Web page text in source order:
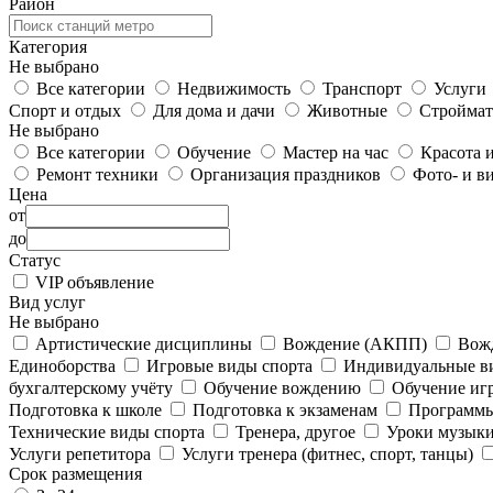
Категория
Не выбрано
Все категории
Недвижимость Транспорт
Услуги
Спорт и отдых
Для дома и дачи Животные
Не выбрано
Все категории
Обучение Мастер на час
Красота
Ремонт техники
Организация праздников
Фото- и
Цена
от
до
Статус
VIP объявление
Вид услуг
Не выбрано
Артистические дисциплины
Вождение (АКПП)
Единоборства
Игровые виды спорта
Индивидуальные
бухгалтерскому учёту
Обучение вождению
Обучение
Подготовка к школе
Подготовка к экзаменам
Технические виды спорта
Тренера, другое
Уроки
Услуги репетитора
Услуги тренера (фитнес, спорт, танцы)
Срок размещения